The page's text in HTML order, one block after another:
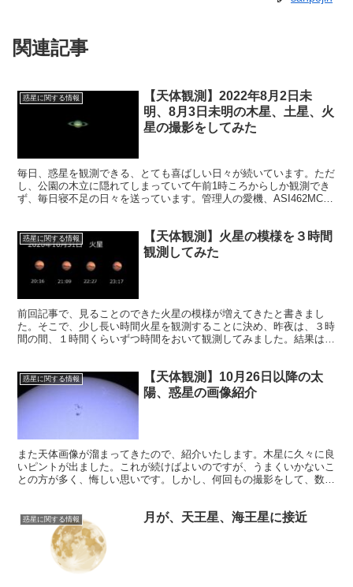
関連記事
惑星に関する情報
【天体観測】2022年8月2日未
明、8月3日未明の木星、土星、火
星の撮影をしてみた
毎日、惑星を観測できる、とても喜ばしい日々が続いています。ただ
し、公園の木立に隠れてしまっていて午前1時ころからしか観測でき
ず、毎日寝不足の日々を送っています。管理人の愛機、ASI462MCは
惑星に関する情報
【天体観測】火星の模様を３時間
観測してみた
前回記事で、見ることのできた火星の模様が増えてきたと書きまし
た。そこで、少し長い時間火星を観測することに決め、昨夜は、３時
間の間、１時間くらいずつ時間をおいて観測してみました。結果は、
惑星に関する情報
【天体観測】10月26日以降の太
陽、惑星の画像紹介
また天体画像が溜まってきたので、紹介いたします。木星に久々に良
いピントが出ました。これが続けばよいのですが、うまくいかないこ
との方が多く、悔しい思いです。しかし、何回もの撮影をして、数枚
惑星に関する情報 月が、天王星、海王星に接近